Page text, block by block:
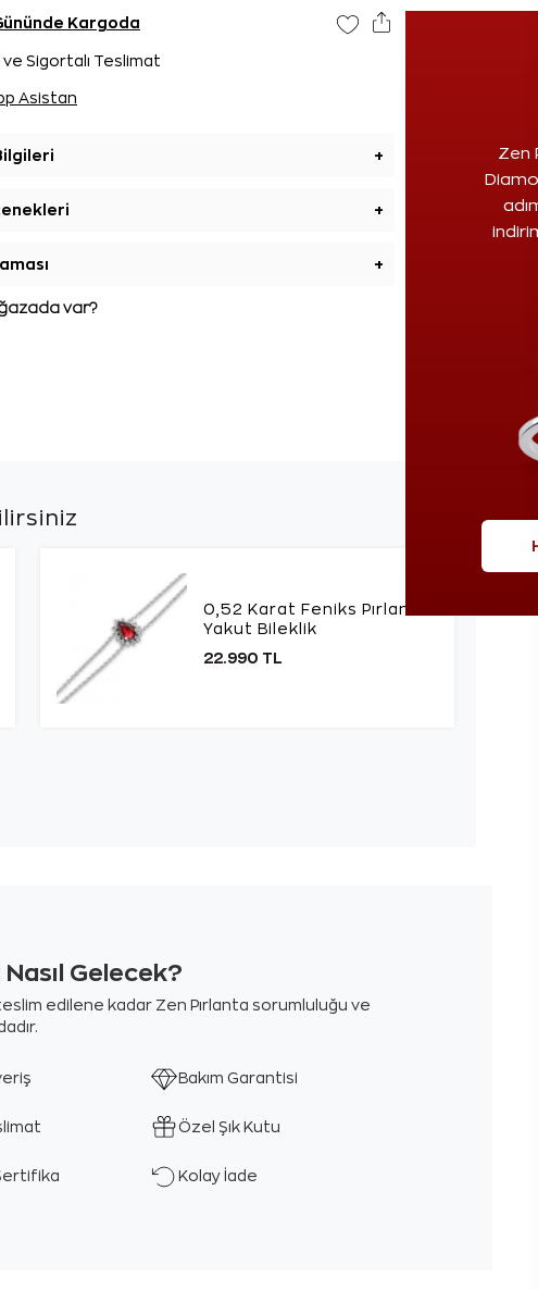
Zen
Kargoda
Sigortalı Teslimat
Asistan
+
+
+
var?
0,52 Karat Feniks Pırlanta
Yakut Bileklik
22.990 TL
Gelecek?
edilene kadar Zen Pırlanta sorumluluğu ve
Bakım Garantisi
Özel Şık Kutu
Kolay İade